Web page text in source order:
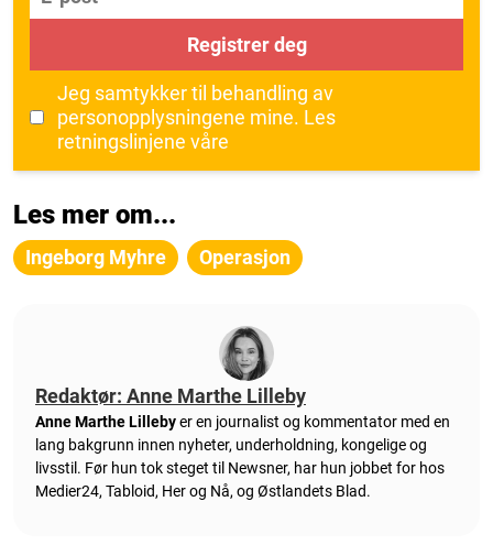
Registrer deg
Jeg samtykker til behandling av
personopplysningene mine. Les
retningslinjene våre
Les mer om...
Ingeborg Myhre Operasjon
Redaktør: Anne Marthe Lilleby
Anne Marthe Lillebyer en journalist og kommentator med en
lang bakgrunn innen nyheter, underholdning, kongelige og
livsstil. Før hun tok steget til Newsner, har hun jobbet for hos
Medier24, Tabloid, Her og Nå, og Østlandets Blad.